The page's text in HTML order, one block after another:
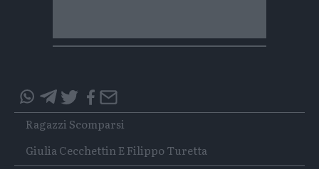
questo
articolo
su
Whatsapp
questo
articolo
su
Telegram
Tags
Ragazzi Scomparsi
Giulia Cecchettin E Filippo Turetta